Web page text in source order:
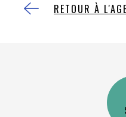
RETOUR À